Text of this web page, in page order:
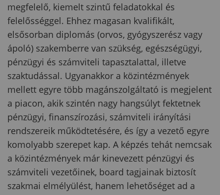
megfelelő, kiemelt szintű feladatokkal és
felelősséggel. Ehhez magasan kvalifikált,
elsősorban diplomás (orvos, gyógyszerész vagy
ápoló) szakemberre van szükség, egészségügyi,
pénzügyi és számviteli tapasztalattal, illetve
szaktudással. Ugyanakkor a közintézmények
mellett egyre több magánszolgáltató is megjelent
a piacon, akik szintén nagy hangsúlyt fektetnek
pénzügyi, finanszírozási, számviteli irányítási
rendszereik működtetésére, és így a vezető egyre
komolyabb szerepet kap. A képzés tehát nemcsak
a közintézmények már kinevezett pénzügyi és
számviteli vezetőinek, board tagjainak biztosít
szakmai elmélyülést, hanem lehetőséget ad a